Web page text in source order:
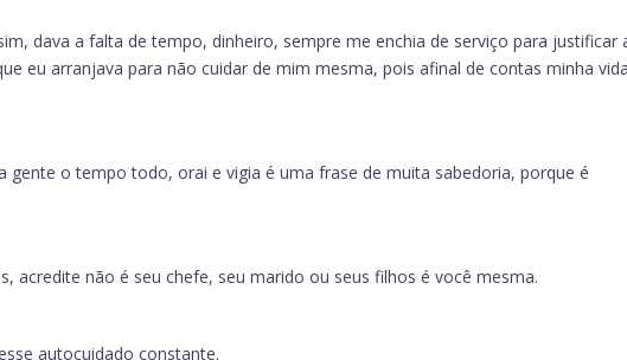
dava a falta de tempo, dinheiro, sempre me enchia de serviço para justificar
eu arranjava para não cuidar de mim mesma, pois afinal de contas minha
gente o tempo todo, orai e vigia é uma frase de muita sabedoria, porque é
acredite não é seu chefe, seu marido ou seus filhos é você mesma.
autocuidado constante.